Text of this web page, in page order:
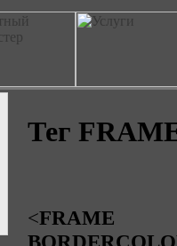
Тег
<FRAME